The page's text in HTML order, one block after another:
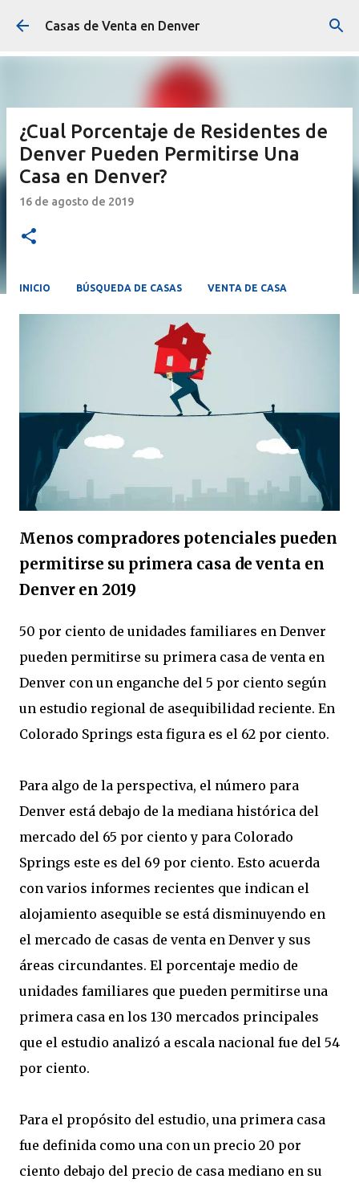
Ir al contenido principal
Casas de Venta en Denver
¿Cual Porcentaje de Residentes de
Denver Pueden Permitirse Una
Casa en Denver?
16 de agosto de 2019
INICIO BÚSQUEDA DE CASAS VENTA DE CASA
Menos compradores potenciales pueden
permitirse su primera casa de venta en
Denver en 2019
50 por ciento de unidades familiares en Denver
pueden permitirse su primera casa de venta en
Denver con un enganche del 5 por ciento según
un estudio regional de asequibilidad reciente. En
Colorado Springs esta figura es el 62 por ciento.
Para algo de la perspectiva, el número para
Denver está debajo de la mediana histórica del
mercado del 65 por ciento y para Colorado
Springs este es del 69 por ciento. Esto acuerda
con varios informes recientes que indican el
alojamiento asequible se está disminuyendo en
el mercado de casas de venta en Denver y sus
áreas circundantes. El porcentaje medio de
unidades familiares que pueden permitirse una
primera casa en los 130 mercados principales
que el estudio analizó a escala nacional fue del 54
por ciento.
Para el propósito del estudio, una primera casa
fue definida como una con un precio 20 por
ciento debajo del precio de casa mediano en su